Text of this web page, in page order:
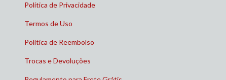
Política de Privacidade
Termos de Uso
Política de Reembolso
Trocas e Devoluções